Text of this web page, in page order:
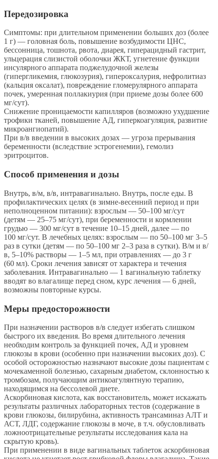
Передозировка
Симптомы: при длительном применении больших доз (более
1 г) — головная боль, повышение возбудимости ЦНС,
бессонница, тошнота, рвота, диарея, гиперацидный гастрит,
ульцерация слизистой оболочки ЖКТ, угнетение функции
инсулярного аппарата поджелудочной железы
(гипергликемия, глюкозурия), гипероксалурия, нефролитиаз
(кальция оксалат), повреждение гломерулярного аппарата
почек, умеренная поллакиурия (при приеме дозы более 600
мг/сут).
Снижение проницаемости капилляров (возможно ухудшение
трофики тканей, повышение АД, гиперкоагуляция, развитие
микроангиопатий).
При в/в введении в высоких дозах — угроза прерывания
беременности (вследствие эстрогенемии), гемолиз
эритроцитов.
Способ применения и дозы
Внутрь, в/м, в/в, интравагинально. Внутрь, после еды. В
профилактических целях (в зимне-весенний период и при
неполноценном питании): взрослым — 50–100 мг/сут
(детям — 25–75 мг/сут), при беременности и кормлении
грудью — 300 мг/сут в течение 10–15 дней, далее — по
100 мг/сут. В лечебных целях: взрослым — по 50–100 мг 3–5
раз в сутки (детям — по 50–100 мг 2–3 раза в сутки). В/м и в/
в, 5–10% растворы — 1–5 мл, при отравлениях — до 3 г
(60 мл). Сроки лечения зависят от характера и течения
заболевания. Интравагинально — 1 вагинальную таблетку
вводят во влагалище перед сном, курс лечения — 6 дней,
возможны повторные курсы.
Меры предосторожности
При назначении растворов в/в следует избегать слишком
быстрого их введения. Во время длительного лечения
необходим контроль за функцией почек, АД и уровнем
глюкозы в крови (особенно при назначении высоких доз). С
особой осторожностью назначают высокие дозы пациентам с
мочекаменной болезнью, сахарным диабетом, склонностью к
тромбозам, получающим антикоагулянтную терапию,
находящимся на бессолевой диете.
Аскорбиновая кислота, как восстановитель, может искажать
результаты различных лабораторных тестов (содержание в
крови глюкозы, билирубина, активность трансаминаз АЛТ и
АСТ, ЛДГ, содержание глюкозы в моче, в т.ч. обусловливать
ложноотрицательные результаты исследования кала на
скрытую кровь).
При применении в виде вагинальных таблеток аскорбиновая